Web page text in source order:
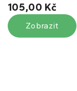
105,00 Kč
Zobrazit